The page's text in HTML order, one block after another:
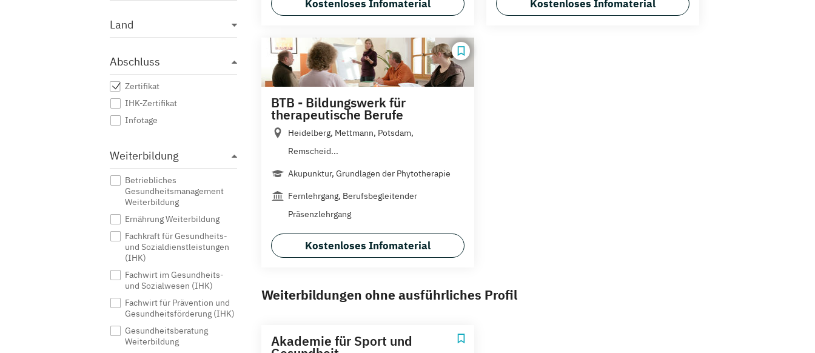
Land
Abschluss
Zertifikat
IHK-Zertifikat
Infotage
Weiterbildung
Betriebliches
Gesundheitsmanagement
Weiterbildung
Ernährung Weiterbildung
Fachkraft für Gesundheits-
und Sozialdienstleistungen
(IHK)
Fachwirt im Gesundheits-
und Sozialwesen (IHK)
Fachwirt für Prävention und
Gesundheitsförderung (IHK)
Gesundheitsberatung
Weiterbildung
Kostenloses Infomaterial Kostenloses Infomaterial
BTB - Bildungswerk für
therapeutische Berufe
Heidelberg, Mettmann, Potsdam,
Remscheid...
Akupunktur, Grundlagen der Phytotherapie
Fernlehrgang, Berufsbegleitender
Präsenzlehrgang
Kostenloses Infomaterial
Weiterbildungen ohne ausführliches Profil
Akademie für Sport und